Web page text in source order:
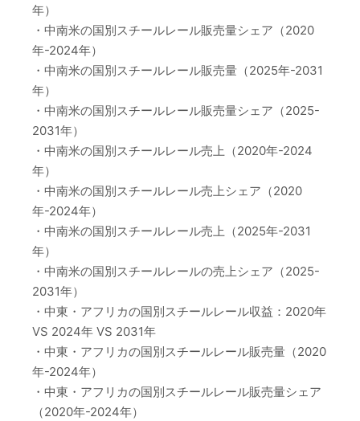
年）
・中南米の国別スチールレール販売量シェア（2020
年-2024年）
・中南米の国別スチールレール販売量（2025年-2031
年）
・中南米の国別スチールレール販売量シェア（2025-
2031年）
・中南米の国別スチールレール売上（2020年-2024
年）
・中南米の国別スチールレール売上シェア（2020
年-2024年）
・中南米の国別スチールレール売上（2025年-2031
年）
・中南米の国別スチールレールの売上シェア（2025-
2031年）
・中東・アフリカの国別スチールレール収益：2020年
VS 2024年 VS 2031年
・中東・アフリカの国別スチールレール販売量（2020
年-2024年）
・中東・アフリカの国別スチールレール販売量シェア
（2020年-2024年）